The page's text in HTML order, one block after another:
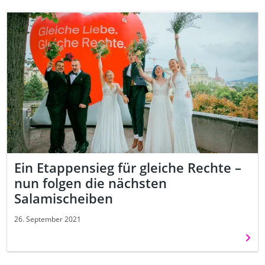
Ein Etappensieg für gleiche Rechte –
nun folgen die nächsten
Salamischeiben
26. September 2021